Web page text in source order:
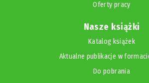
Oferty pracy
Nasze książki
Katalog książek
Aktualne publikacje w
Do pobrania